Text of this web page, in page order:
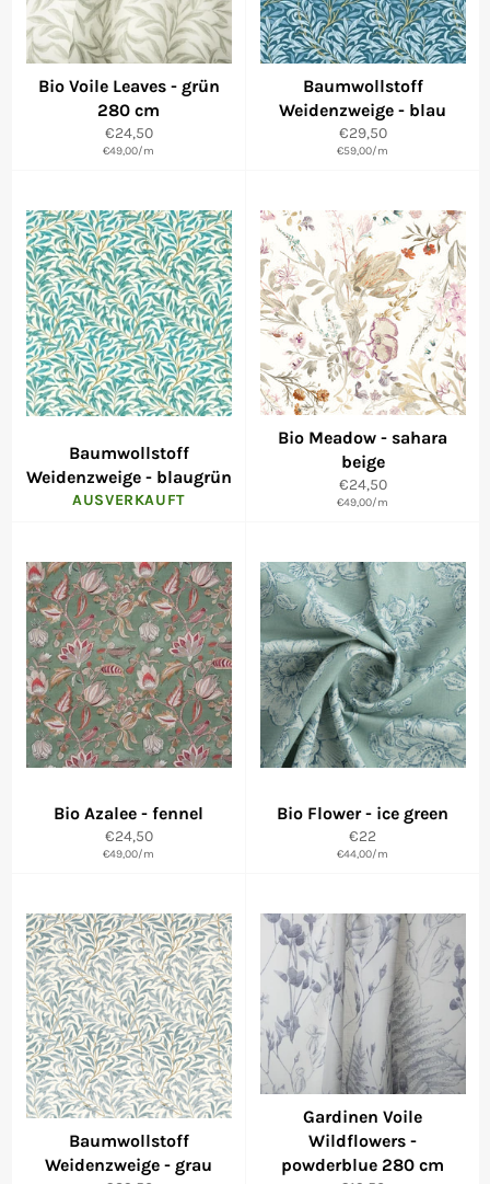
Bio Voile Leaves - grün
280 cm
Normaler
Preis
€24,50
€49,00/m
Baumwollstoff
Weidenzweige - blau
Normaler
Preis
€29,50
€59,00/m
Baumwollstoff
Weidenzweige - blaugrün
AUSVERKAUFT
Bio Meadow - sahara
beige
Normaler
Preis
€24,50
€49,00/m
Bio Azalee - fennel
Normaler
Preis
€24,50
€49,00/m
Bio Flower - ice green
Normaler
Preis
€22
€44,00/m
Baumwollstoff
Weidenzweige - grau
Gardinen Voile
Wildflowers -
powderblue 280 cm